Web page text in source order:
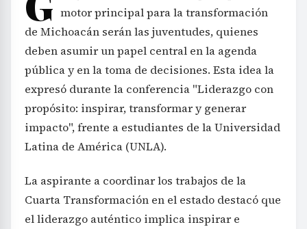
motor principal para la transformación
de Michoacán serán las juventudes, quienes
deben asumir un papel central en la agenda
pública y en la toma de decisiones. Esta idea la
expresó durante la conferencia "Liderazgo con
propósito: inspirar, transformar y generar
impacto", frente a estudiantes de la Universidad
Latina de América (UNLA).
La aspirante a coordinar los trabajos de la
Cuarta Transformación en el estado destacó que
el liderazgo auténtico implica inspirar e